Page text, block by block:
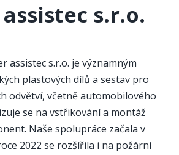
s.r.o.
assistec s.r.o. je významným
plastových dílů a sestav pro
odvětví, včetně automobilového
se na vstřikování a montáž
Naše spolupráce začala v
2022 se rozšířila i na požární